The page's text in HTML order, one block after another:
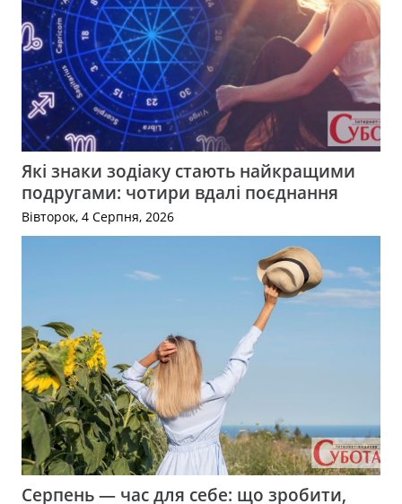
Які знаки зодіаку стають найкращими
подругами: чотири вдалі поєднання
Вівторок, 4 Серпня, 2026
Серпень — час для себе: що зробити,